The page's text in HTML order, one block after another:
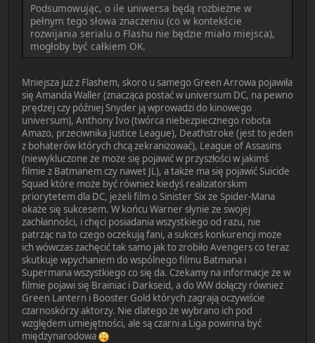
Podsumowując, o ile uniwersa będą rozbieżne w
pełnym tego słowa znaczeniu (co w kontekście
rozwijania serialu o Flashu nie będzie miało miejsca),
mogłoby być całkiem OK.
Mniejsza już z Flashem, skoro u samego Green Arrowa pojawiła
się Amanda Waller (znacząca postać w universum DC, na pewno
prędzej czy później Snyder ją wprowadzi do kinowego
universum), Anthony Ivo (twórca niebezpiecznego robota
Amazo, przeciwnika Justice League), Deathstroke (jest to jeden
z bohaterów których chcą zekranizować), League of Assasins
(niewykluczone że może się pojawić w przyszłości w jakimś
filmie z Batmanem czy nawet JL), a także ma się pojawić Suicide
Squad które może być również kiedyś realizatorskim
priorytetem dla DC, jeżeli film o Sinister Six ze Spider-Mana
okaże się sukcesem. W końcu Warner słynie ze swojej
zachłanności, i chęci posiadania wszystkiego od razu, nie
patrząc na to czego oczekują fani, a sukces konkurencji może
ich wówczas zachęcić tak samo jak to zrobiło Avengers co teraz
skutkuje wpychaniem do wspólnego filmu Batmana i
Supermana wszystkiego co się da. Czekamy na informacje że w
filmie pojawi się Brainiac i Darkseid, a do WW dołączy również
Green Lantern i Booster Gold których zagrają oczywiście
czarnoskórzy aktorzy. Nie dlatego że wybrano ich pod
względem umiejętności, ale są czarni a Liga powinna być
międzynarodowa